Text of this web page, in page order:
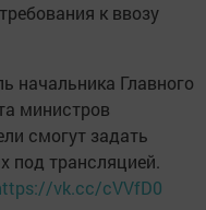
к ввозу
начальника Главного
министров
смогут задать
под трансляцией.
vk.cc/cVVfD0